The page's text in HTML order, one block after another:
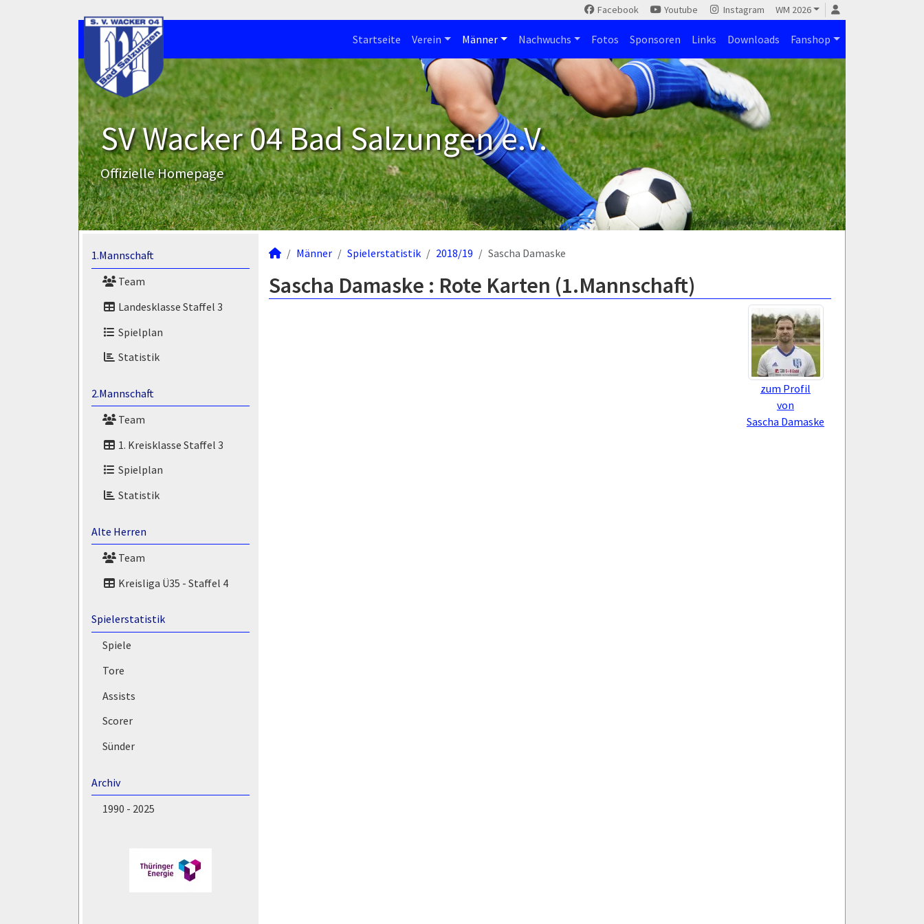
Facebook Youtube Instagram WM 2026
Startseite Verein Männer Nachwuchs Fotos Sponsoren Links Downloads Fanshop
SV Wacker 04 Bad Salzungen e.V.
Offizielle Homepage
1.Mannschaft
Team
Landesklasse Staffel 3
Spielplan
Statistik
2.Mannschaft
Team
1. Kreisklasse Staffel 3
Spielplan
Statistik
Alte Herren
Team
Kreisliga Ü35 - Staffel 4
Spielerstatistik
Spiele
Tore
Assists
Scorer
Sünder
Archiv
1990 - 2025
Männer Spielerstatistik 2018/19 Sascha Damaske
Sascha Damaske : Rote Karten (1.Mannschaft)
zum Profil
von
Sascha Damaske